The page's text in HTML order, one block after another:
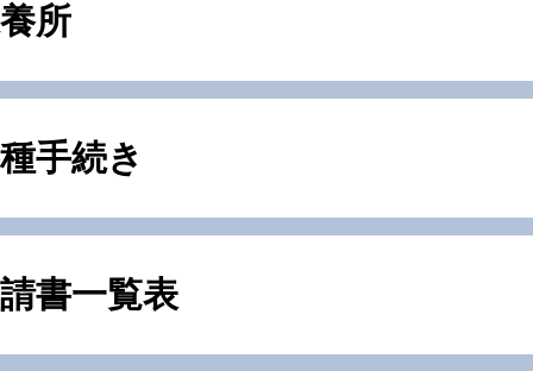
所
手続き
書一覧表